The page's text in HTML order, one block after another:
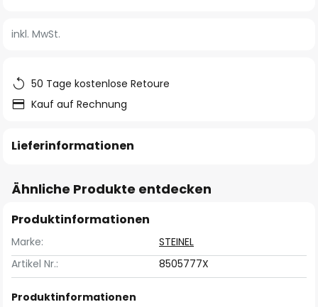
springen
inkl. MwSt.
50 Tage kostenlose Retoure
Kauf auf Rechnung
Lieferinformationen
Ähnliche Produkte entdecken
Produktinformationen
Marke:
STEINEL
Artikel Nr.:
8505777X
Produktinformationen